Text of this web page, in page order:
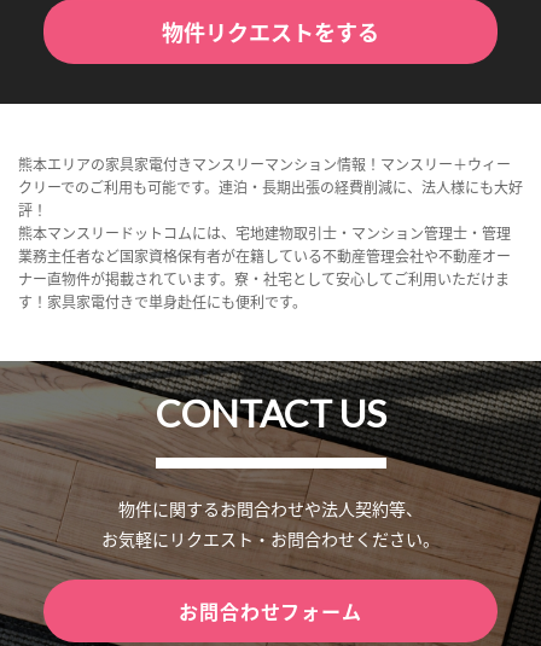
物件リクエストをする
熊本エリアの家具家電付きマンスリーマンション情報！マンスリー＋ウィー
クリーでのご利用も可能です。連泊・長期出張の経費削減に、法人様にも大好
評！
熊本マンスリードットコムには、宅地建物取引士・マンション管理士・管理
業務主任者など国家資格保有者が在籍している不動産管理会社や不動産オー
ナー直物件が掲載されています。寮・社宅として安心してご利用いただけま
す！家具家電付きで単身赴任にも便利です。
CONTACT US
物件に関するお問合わせや法人契約等、
お気軽にリクエスト・お問合わせください。
お問合わせフォーム